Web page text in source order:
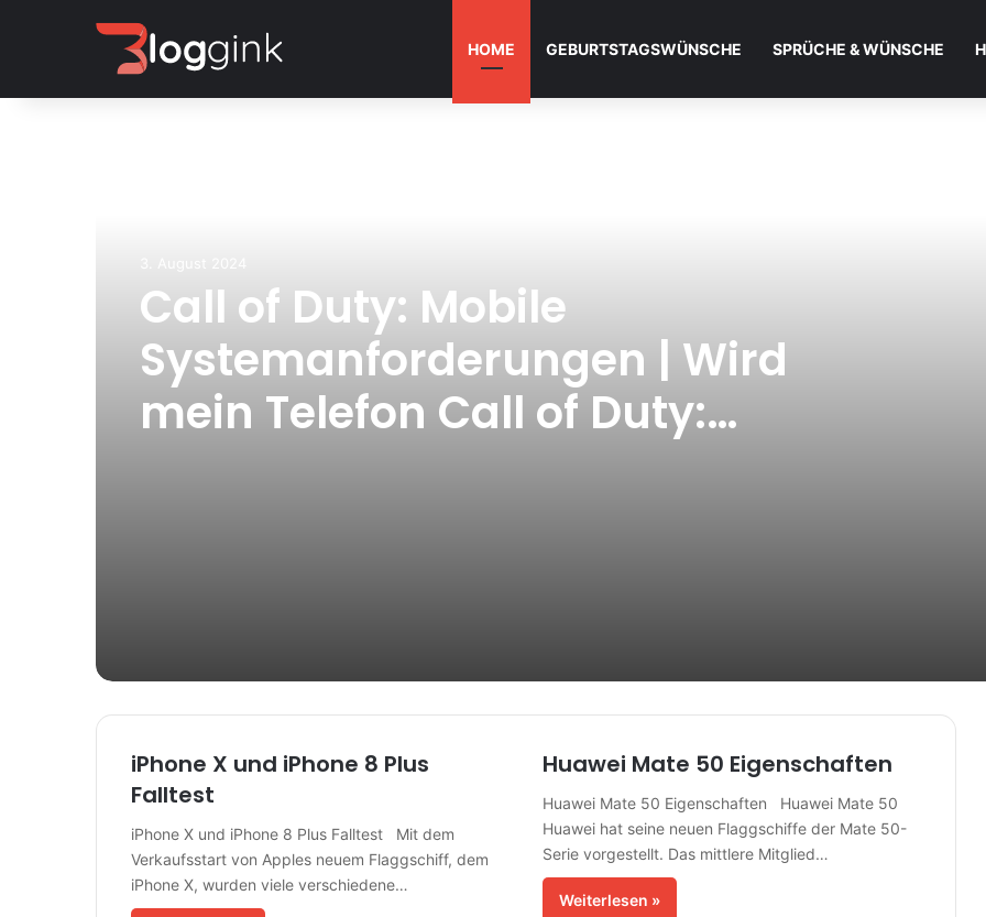
HOME GEBURTSTAGSWÜNSCHE SPRÜCHE & WÜNSCHE
Call of Duty: Mobile
Systemanforderungen | Wird
mein Telefon Call of Duty:
iPhone X und iPhone 8 Plus
Falltest
iPhone X und iPhone 8 Plus Falltest Mit dem
Verkaufsstart von Apples neuem Flaggschiff, dem
iPhone X, wurden viele verschiedene…
Huawei Mate 50 Eigenschaften
Huawei Mate 50 Eigenschaften Huawei Mate 50
Huawei hat seine neuen Flaggschiffe der Mate 50-
Serie vorgestellt. Das mittlere Mitglied…
Weiterlesen »